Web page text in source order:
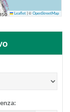
Leaflet © OpenStreetMap